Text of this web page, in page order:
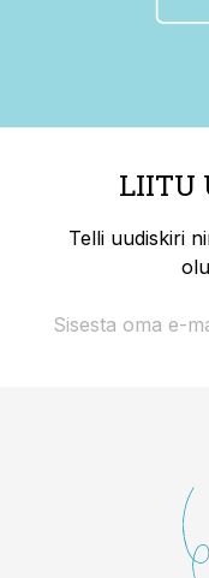
LIITU
Telli uudiskiri